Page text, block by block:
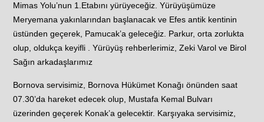
Mimas Yolu’nun 1.Etabını yürüyeceğiz. Yürüyüşümüze
Meryemana yakınlarından başlanacak ve Efes antik kentinin
üstünden geçerek, Pamucak’a geleceğiz. Parkur, orta zorlukta
olup, oldukça keyifli . Yürüyüş rehberlerimiz, Zeki Varol ve Birol
Sağın arkadaşlarımız
Bornova servisimiz, Bornova Hükümet Konağı önünden saat
07.30’da hareket edecek olup, Mustafa Kemal Bulvarı
üzerinden geçerek Konak’a gelecektir. Karşıyaka servisimiz,